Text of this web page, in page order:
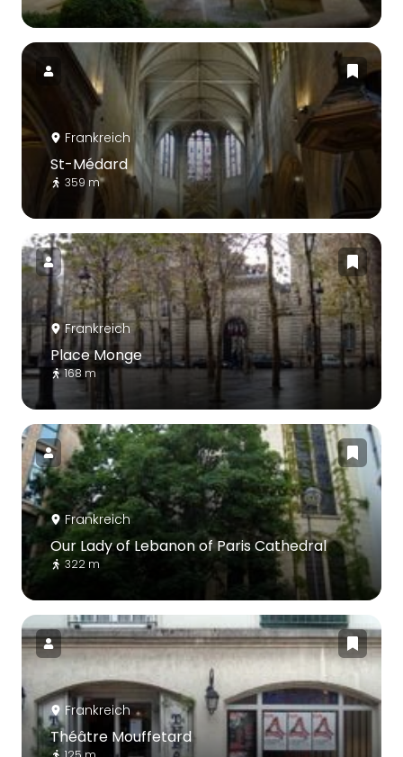
Frankreich
St-Médard
359 m
Frankreich
Place Monge
168 m
Frankreich
Our Lady of Lebanon of Paris Cathedral
322 m
Frankreich
Théâtre Mouffetard